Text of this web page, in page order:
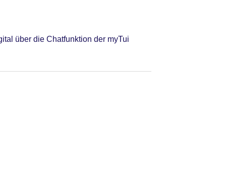
über die Chatfunktion der myTui